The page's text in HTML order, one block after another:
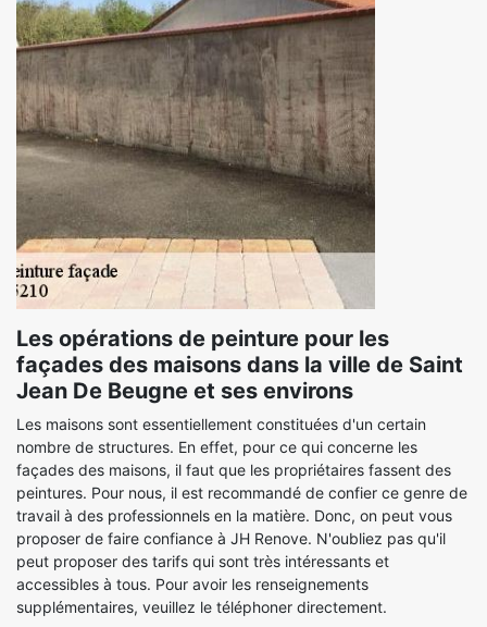
Les opérations de peinture pour les
façades des maisons dans la ville de Saint
Jean De Beugne et ses environs
Les maisons sont essentiellement constituées d'un certain
nombre de structures. En effet, pour ce qui concerne les
façades des maisons, il faut que les propriétaires fassent des
peintures. Pour nous, il est recommandé de confier ce genre de
travail à des professionnels en la matière. Donc, on peut vous
proposer de faire confiance à JH Renove. N'oubliez pas qu'il
peut proposer des tarifs qui sont très intéressants et
accessibles à tous. Pour avoir les renseignements
supplémentaires, veuillez le téléphoner directement.